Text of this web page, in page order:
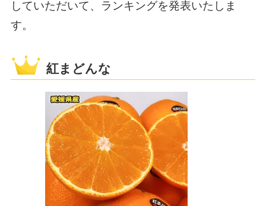
していただいて、ランキングを発表いたしま
す。
紅まどんな